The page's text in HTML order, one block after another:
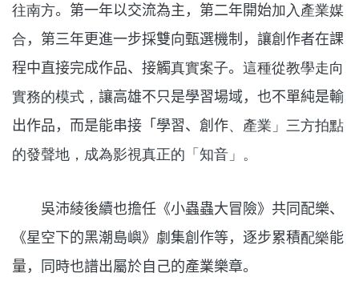
往南方。第一年以交流為主，第二年開始加入產業媒
合，第三年更進一步採雙向甄選機制，讓創作者在課
程中直接完成作品、接觸真實案子。 這種從教學走向
實務的模式， 讓高雄不只是學習場域，也不單純是輸
出作品，而是能串接「學習、創作、產業」三方拍點
的發聲地，成為影視真正的「知音」。
吳沛綾後續也擔任《小蟲蟲大冒險》共同配樂、
《星空下的黑潮島嶼》劇集創作等，逐步累積配樂能
量，同時也譜出屬於自己的產業樂章。